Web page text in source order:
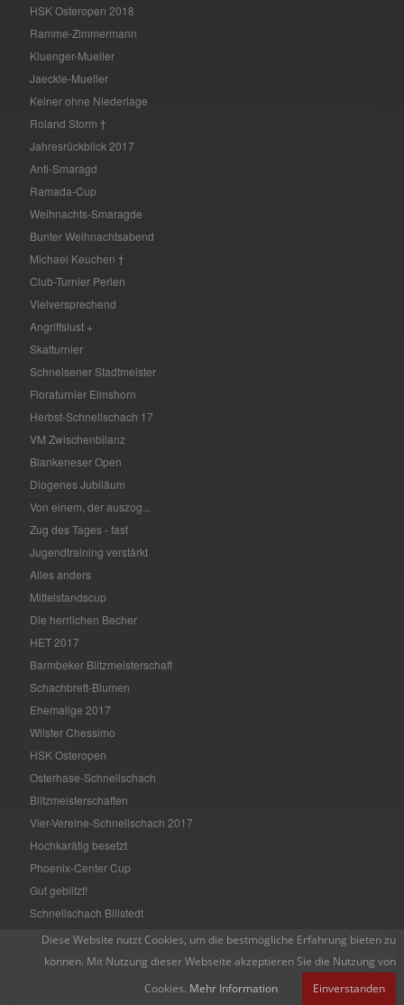
HSK Osteropen 2018
Ramme-Zimmermann
Kluenger-Mueller
Jaeckle-Mueller
Keiner ohne Niederlage
Roland Storm †
Jahresrückblick 2017
Anti-Smaragd
Ramada-Cup
Weihnachts-Smaragde
Bunter Weihnachtsabend
Michael Keuchen †
Club-Turnier Perlen
Vielversprechend
Angriffslust +
Skatturnier
Schnelsener Stadtmeister
Floraturnier Elmshorn
Herbst-Schnellschach 17
VM Zwischenbilanz
Blankeneser Open
Diogenes Jubiläum
Von einem, der auszog...
Zug des Tages - fast
Jugendtraining verstärkt
Alles anders
Mittelstandscup
Die herrlichen Becher
HET 2017
Barmbeker Blitzmeisterschaft
Schachbrett-Blumen
Ehemalige 2017
Wilster Chessimo
HSK Osteropen
Osterhase-Schnellschach
Blitzmeisterschaften
Vier-Vereine-Schnellschach 2017
Hochkarätig besetzt
Phoenix-Center Cup
Gut geblitzt!
Schnellschach Billstedt
Jahreswechsel 2016/17
Schöner Auftakt
Diese Website nutzt Cookies, um die bestmögliche Erfahrung bieten zu
können. Mit Nutzung dieser Webseite akzeptieren Sie die Nutzung von
Cookies. Mehr Information Einverstanden